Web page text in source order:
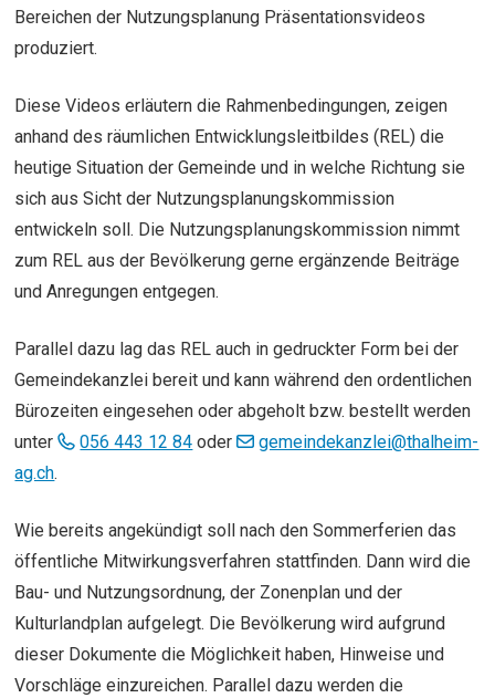
Bereichen der Nutzungsplanung Präsentationsvideos
produziert.
Diese Videos erläutern die Rahmenbedingungen, zeigen
anhand des räumlichen Entwicklungsleitbildes (REL) die
heutige Situation der Gemeinde und in welche Richtung sie
sich aus Sicht der Nutzungsplanungskommission
entwickeln soll. Die Nutzungsplanungskommission nimmt
zum REL aus der Bevölkerung gerne ergänzende Beiträge
und Anregungen entgegen.
Parallel dazu lag das REL auch in gedruckter Form bei der
Gemeindekanzlei bereit und kann während den ordentlichen
Bürozeiten eingesehen oder abgeholt bzw. bestellt werden
unter
056 443 12 84 oder
gemeindekanzlei@thalheim-
ag.ch.
Wie bereits angekündigt soll nach den Sommerferien das
öffentliche Mitwirkungsverfahren stattfinden. Dann wird die
Bau- und Nutzungsordnung, der Zonenplan und der
Kulturlandplan aufgelegt. Die Bevölkerung wird aufgrund
dieser Dokumente die Möglichkeit haben, Hinweise und
Vorschläge einzureichen. Parallel dazu werden die